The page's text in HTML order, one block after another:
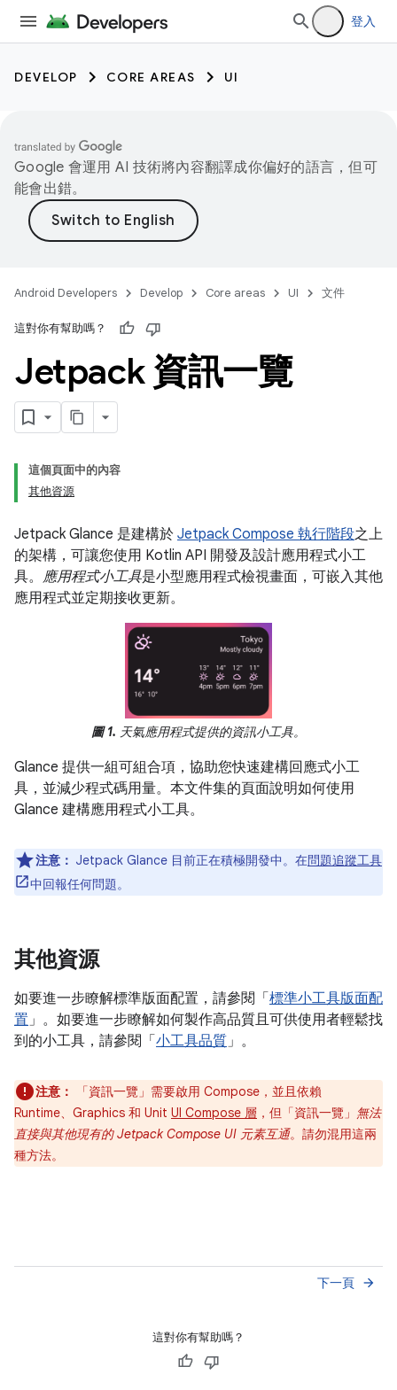
登入
DEVELOP CORE AREAS UI
Google 會運用 AI 技術將內容翻譯成你偏好的語言，但可
能會出錯。
Android Developers Develop Core areas UI 文件
這對你有幫助嗎？
Jetpack 資訊一覽
這個頁面中的內容
其他資源
Jetpack Glance 是建構於 Jetpack Compose 執行階段之上
的架構，可讓您使用 Kotlin API 開發及設計應用程式小工
具。 應用程式小工具是小型應用程式檢視畫面，可嵌入其他
應用程式並定期接收更新。
圖 1. 天氣應用程式提供的資訊小工具。
Glance 提供一組可組合項，協助您快速建構回應式小工
具，並減少程式碼用量。本文件集的頁面說明如何使用
Glance 建構應用程式小工具。
注意： Jetpack Glance 目前正在積極開發中。在問題追蹤工具
中回報任何問題。
其他資源
如要進一步瞭解標準版面配置，請參閱「 標準小工具版面配
置」。如要進一步瞭解如何製作高品質且可供使用者輕鬆找
到的小工具，請參閱「 小工具品質」。
注意：
「資訊一覽」需要啟用 Compose，並且依賴
Runtime、Graphics 和 Unit UI Compose 層 ，但「資訊一覽」 無法
直接與其他現有的 Jetpack Compose UI 元素互通。請勿混用這兩
種方法。
下一頁 arrow_forward
這對你有幫助嗎？